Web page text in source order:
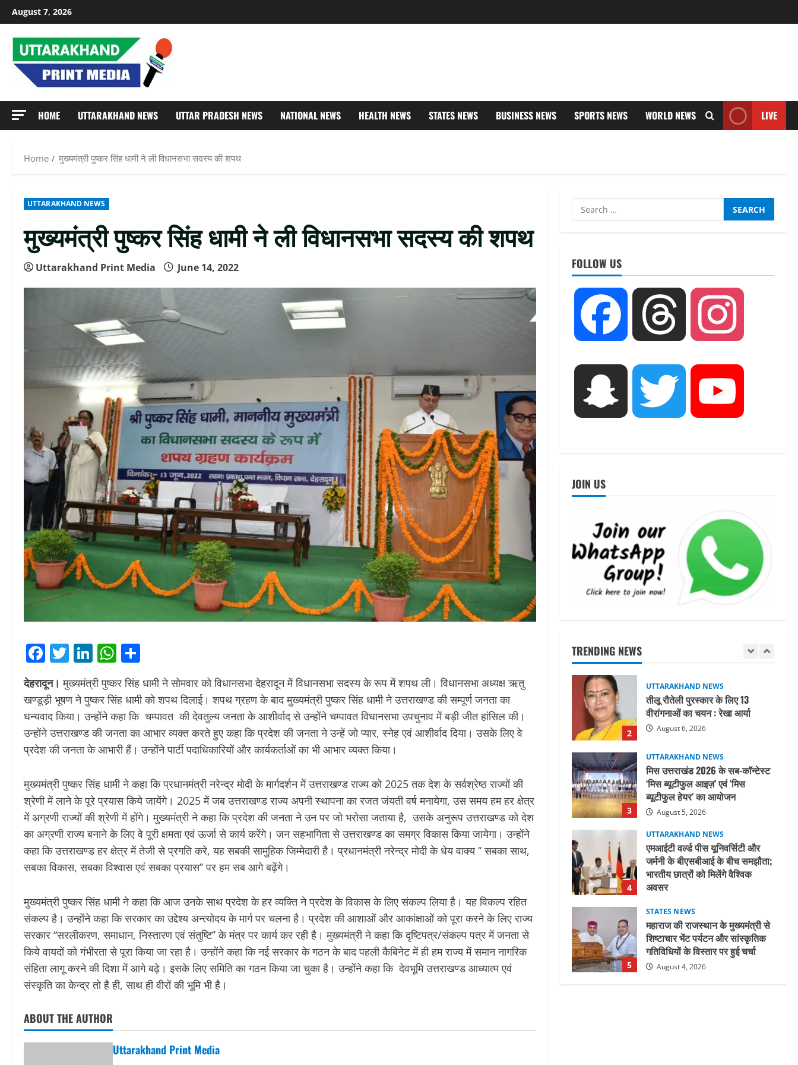
Skip
to
content
August 7, 2026
HOME UTTARAKHAND NEWS UTTAR PRADESH NEWS NATIONAL NEWS HEALTH NEWS STATES NEWS BUSINESS NEWS SPORTS NEWS WORLD NEWS LIVE
Home मुख्यमंत्री पुष्कर सिंह धामी ने ली विधानसभा सदस्य की शपथ
UTTARAKHAND NEWS
मुख्यमंत्री पुष्कर सिंह धामी ने ली विधानसभा सदस्य की शपथ
Uttarakhand Print Media June 14, 2022
Facebook
Twitter
LinkedIn
WhatsApp
देहरादून। मुख्यमंत्री पुष्कर सिंह धामी ने सोमवार को विधानसभा देहरादून में विधानसभा सदस्य के रूप में शपथ ली। विधानसभा अध्यक्ष ऋतु
खण्डूड़ी भूषण ने पुष्कर सिंह धामी को शपथ दिलाई। शपथ ग्रहण के बाद मुख्यमंत्री पुष्कर सिंह धामी ने उत्तराखण्ड की सम्पूर्ण जनता का
धन्यवाद किया। उन्होंने कहा कि चम्पावत की देवतुल्य जनता के आशीर्वाद से उन्होंने चम्पावत विधानसभा उपचुनाव में बड़ी जीत हांसिल की।
उन्होंने उत्तराखण्ड की जनता का आभार व्यक्त करते हुए कहा कि प्रदेश की जनता ने उन्हें जो प्यार, स्नेह एवं आशीर्वाद दिया। उसके लिए वे
प्रदेश की जनता के आभारी हैं। उन्होंने पार्टी पदाधिकारियों और कार्यकर्ताओं का भी आभार व्यक्त किया।
मुख्यमंत्री पुष्कर सिंह धामी ने कहा कि प्रधानमंत्री नरेन्द्र मोदी के मार्गदर्शन में उत्तराखण्ड राज्य को 2025 तक देश के सर्वश्रेष्ठ राज्यों की
श्रेणी में लाने के पूरे प्रयास किये जायेंगे। 2025 में जब उत्तराखण्ड राज्य अपनी स्थापना का रजत जंयती वर्ष मनायेगा, उस समय हम हर क्षेत्र
में अग्रणी राज्यों की श्रेणी में होंगे। मुख्यमंत्री ने कहा कि प्रदेश की जनता ने उन पर जो भरोसा जताया है, उसके अनुरूप उत्तराखण्ड को देश
का अग्रणी राज्य बनाने के लिए वे पूरी क्षमता एवं ऊर्जा से कार्य करेंगे। जन सहभागिता से उत्तराखण्ड का समग्र विकास किया जायेगा। उन्होंने
कहा कि उत्तराखण्ड हर क्षेत्र में तेजी से प्रगति करे, यह सबकी सामुहिक जिम्मेदारी है। प्रधानमंत्री नरेन्द्र मोदी के धेय वाक्य ‘‘ सबका साथ,
सबका विकास, सबका विश्वास एवं सबका प्रयास’’ पर हम सब आगे बढ़ेंगे।
मुख्यमंत्री पुष्कर सिंह धामी ने कहा कि आज उनके साथ प्रदेश के हर व्यक्ति ने प्रदेश के विकास के लिए संकल्प लिया है। यह विकल्प रहित
संकल्प है। उन्होंने कहा कि सरकार का उद्देश्य अन्त्योदय के मार्ग पर चलना है। प्रदेश की आशाओं और आकांक्षाओं को पूरा करने के लिए राज्य
सरकार ‘‘सरलीकरण, समाधान, निस्तारण एवं संतुष्टि’’ के मंत्र पर कार्य कर रही है। मुख्यमंत्री ने कहा कि दृष्टिपत्र/संकल्प पत्र में जनता से
किये वायदों को गंभीरता से पूरा किया जा रहा है। उन्होंने कहा कि नई सरकार के गठन के बाद पहली कैबिनेट में ही हम राज्य में समान नागरिक
संहिता लागू करने की दिशा में आगे बढ़े। इसके लिए समिति का गठन किया जा चुका है। उन्होंने कहा कि देवभूमि उत्तराखण्ड आध्यात्म एवं
संस्कृति का केन्द्र तो है ही, साथ ही वीरों की भूमि भी है।
ABOUT THE AUTHOR
Uttarakhand Print Media
Search
for:
FOLLOW US
Facebook Threads
Snapchat Twitter
JOIN US
TRENDING NEWS
UTTARAKHAND NEWS
तीलू रौतेली पुरस्कार के लिए 13
वीरांगनाओं का चयन : रेखा आर्या
August 6, 2026
UTTARAKHAND NEWS
मिस उत्तराखंड 2026 के सब-कॉन्टेस्ट
‘मिस ब्यूटीफुल आइज़’ एवं ‘मिस
ब्यूटीफुल हेयर’ का आयोजन
अवसर
5
STATES NEWS
महाराज की राजस्थान के मुख्यमंत्री से
शिष्टाचार भेंट पर्यटन और सांस्कृतिक
गतिविधियों के विस्तार पर हुई चर्चा
August 4, 2026
1
UTTARAKHAND NEWS
आपत्ति निस्तारण शिविर की व्यवस्थाओं
का लिया जायजा
August 6, 2026
2
UTTARAKHAND NEWS
तीलू रौतेली पुरस्कार के लिए 13
वीरांगनाओं का चयन : रेखा आर्या
August 6, 2026
3
UTTARAKHAND NEWS
मिस उत्तराखंड 2026 के सब-कॉन्टेस्ट
‘मिस ब्यूटीफुल आइज़’ एवं ‘मिस
ब्यूटीफुल हेयर’ का आयोजन
August 5, 2026
4
UTTARAKHAND NEWS
एमआईटी वर्ल्ड पीस यूनिवर्सिटी और
जर्मनी के बीएसबीआई के बीच समझौता;
भारतीय छात्रों को मिलेंगे वैश्विक
अवसर
5
STATES NEWS
महाराज की राजस्थान के मुख्यमंत्री से
शिष्टाचार भेंट पर्यटन और सांस्कृतिक
गतिविधियों के विस्तार पर हुई चर्चा
August 4, 2026